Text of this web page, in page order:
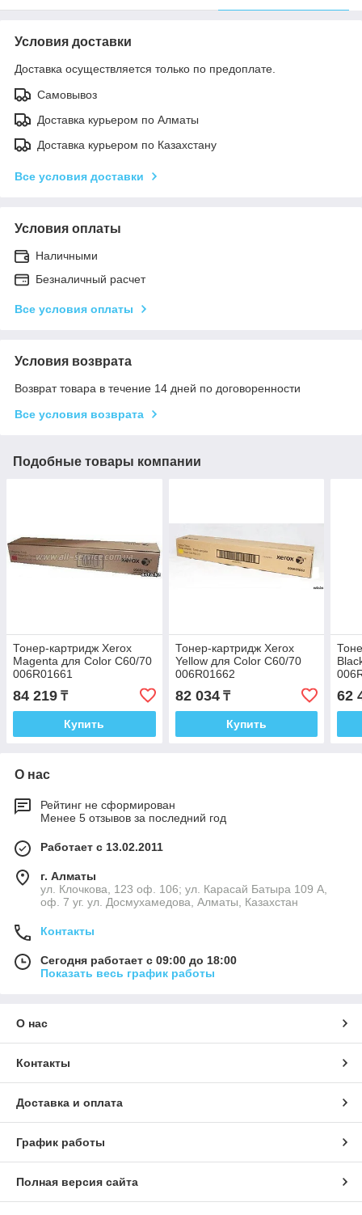
Условия доставки
Доставка осуществляется только по предоплате.
Самовывоз
Доставка курьером по Алматы
Доставка курьером по Казахстану
Все условия доставки
Условия оплаты
Наличными
Безналичный расчет
Все условия оплаты
Условия возврата
Возврат товара в течение 14 дней по договоренности
Все условия возврата
Подобные товары компании
Тонер-картридж Xerox
Magenta для Color C60/70
006R01661
84 219 ₸
Купить
Тонер-картридж Xerox
Yellow для Color C60/70
006R01662
82 034₸
Купить
62
О нас
Рейтинг не сформирован
Менее 5 отзывов за последний год
Работает с 13.02.2011
г. Алматы
ул. Клочкова, 123 оф. 106; ул. Карасай Батыра 109 А,
оф. 7 уг. ул. Досмухамедова, Алматы, Казахстан
Контакты
Сегодня работает с 09:00 до 18:00
Показать весь график работы
О нас
Контакты
Доставка и оплата
График работы
Полная версия сайта